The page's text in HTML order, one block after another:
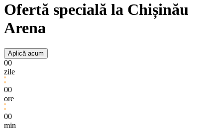
Ofertă specială la Chișinău
Arena
Aplică acum
00
zile
00
ore
00
min